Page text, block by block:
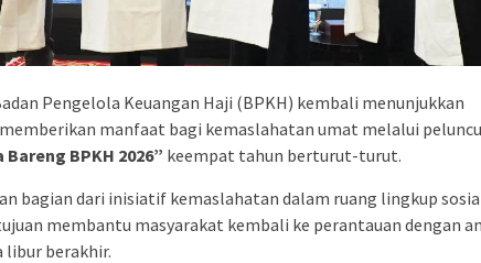
Pengelola Keuangan Haji (BPKH) kembali menunjukkan
manfaat bagi kemaslahatan umat melalui
BPKH 2026” keempat tahun berturut-turut.
bagian dari inisiatif kemaslahatan dalam ruang lingkup
membantu masyarakat kembali ke perantauan dengan
libur berakhir.